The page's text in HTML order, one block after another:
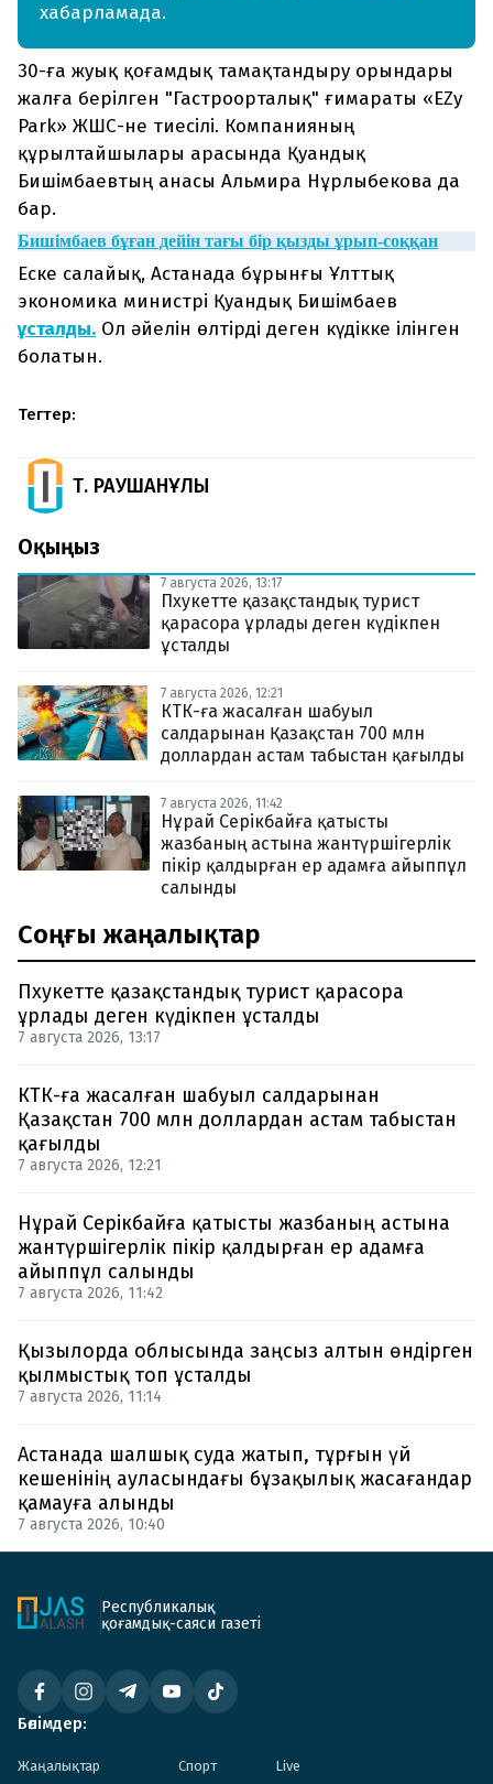
хабарламада.
30-ға жуық қоғамдық тамақтандыру орындары
жалға берілген "Гастроорталық" ғимараты «EZy
Park» ЖШС-не тиесілі. Компанияның
құрылтайшылары арасында Қуандық
Бишімбаевтың анасы Альмира Нұрлыбекова да
бар.
Бишімбаев бұған дейін тағы бір қызды ұрып-соққан
Еске салайық, Астанада бұрынғы Ұлттық
экономика министрі Қуандық Бишімбаев
ұсталды. Ол әйелін өлтірді деген күдікке ілінген
болатын.
Тегтер:
Т. РАУШАНҰЛЫ
Оқыңыз
7 августа 2026, 13:17
Пхукетте қазақстандық турист
қарасора ұрлады деген күдікпен
ұсталды
7 августа 2026, 12:21
КТК-ға жасалған шабуыл
салдарынан Қазақстан 700 млн
доллардан астам табыстан қағылды
7 августа 2026, 11:42
Нұрай Серікбайға қатысты
жазбаның астына жантүршігерлік
пікір қалдырған ер адамға айыппұл
салынды
Соңғы жаңалықтар
Пхукетте қазақстандық турист қарасора
ұрлады деген күдікпен ұсталды
7 августа 2026, 13:17
КТК-ға жасалған шабуыл салдарынан
Қазақстан 700 млн доллардан астам табыстан
қағылды
7 августа 2026, 12:21
Нұрай Серікбайға қатысты жазбаның астына
жантүршігерлік пікір қалдырған ер адамға
айыппұл салынды
7 августа 2026, 11:42
Қызылорда облысында заңсыз алтын өндірген
қылмыстық топ ұсталды
7 августа 2026, 11:14
Астанада шалшық суда жатып, тұрғын үй
кешенінің ауласындағы бұзақылық жасағандар
қамауға алынды
7 августа 2026, 10:40
Республикалық
қоғамдық-саяси газеті
Бөлімдер:
Жаңалықтар Спорт Live